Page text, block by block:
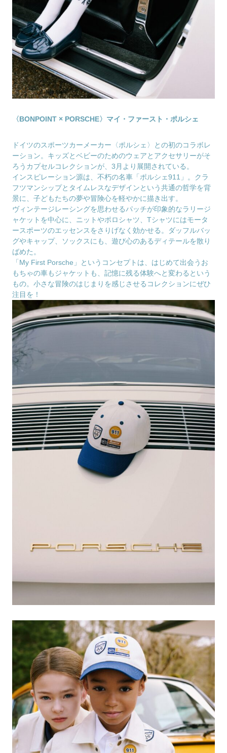
〈BONPOINT × PORSCHE〉マイ・ファースト・ポルシェ
ドイツのスポーツカーメーカー〈ポルシェ〉との初のコラボレ
ーション。キッズとベビーのためのウェアとアクセサリーがそ
ろうカプセルコレクションが、3月より展開されている。
インスピレーション源は、不朽の名車「ポルシェ911」。クラ
フツマンシップとタイムレスなデザインという共通の哲学を背
景に、子どもたちの夢や冒険心を軽やかに描き出す。
ヴィンテージレーシングを思わせるパッチが印象的なラリージ
ャケットを中心に、ニットやポロシャツ、Tシャツにはモータ
ースポーツのエッセンスをさりげなく効かせる。ダッフルバッ
グやキャップ、ソックスにも、遊び心のあるディテールを散り
ばめた。
「My First Porsche」というコンセプトは、はじめて出会うお
もちゃの車もジャケットも、記憶に残る体験へと変わるという
もの。小さな冒険のはじまりを感じさせるコレクションにぜひ
注目を！